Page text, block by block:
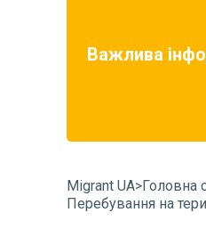
Важлива
використана в
звернутися до
Migrant UA>Головна
Перебування на